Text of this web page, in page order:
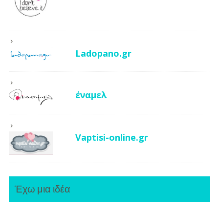
Ladopano.gr
έναμελ
Vaptisi-online.gr
Έχω μια ιδέα